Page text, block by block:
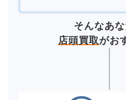
そんなあ
店頭買取がお